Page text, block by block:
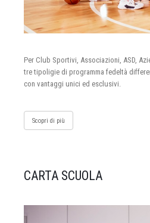
Per Club Sportivi, Associazioni, ASD,
tre tipoligie di programma fedeltà
con vantaggi unici ed esclusivi.
Scopri di più
CARTA SCUOLA